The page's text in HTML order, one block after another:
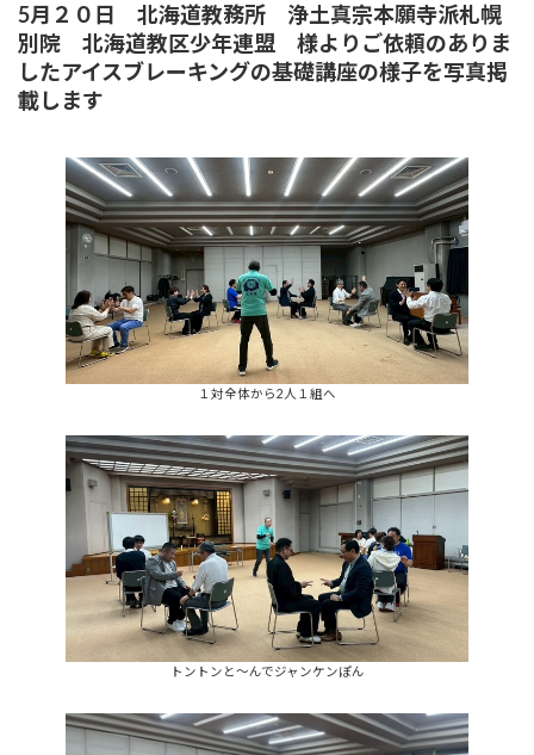
5月２０日 北海道教務所 浄土真宗本願寺派札幌
別院 北海道教区少年連盟 様よりご依頼のありま
したアイスブレーキングの基礎講座の様子を写真掲
載します
１対全体から2人１組へ
トントンと～んでジャンケンぽん